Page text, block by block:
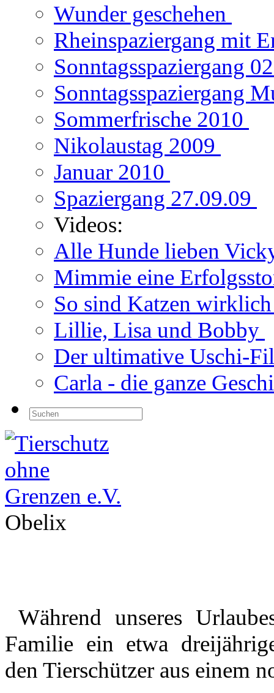
Wunder geschehen
Rheinspaziergang mit
Sonntagsspaziergang
Sonntagsspaziergang
Sommerfrische 2010
Nikolaustag 2009
Januar 2010
Spaziergang 27.09.09
Videos:
Alle Hunde lieben
Mimmie eine
So sind Katzen
Lillie, Lisa und Bobby
Der ultimative Uschi-
Carla - die ganze
Obelix
Während unseres
Familie ein etwa
den Tierschützer aus einem